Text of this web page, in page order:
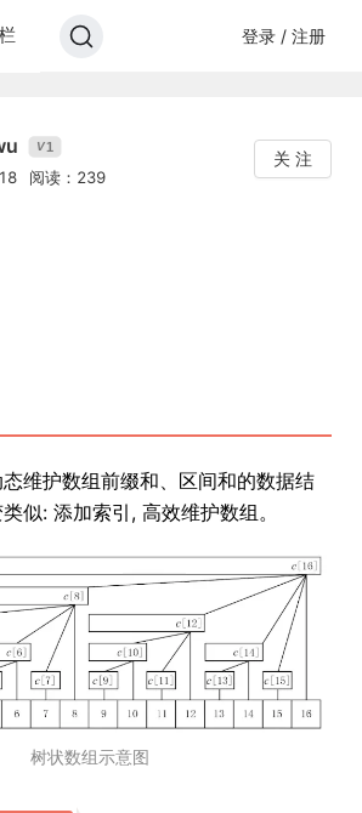
登录 / 注册
V1
阅读：239
关 注
维护数组前缀和、区间和的数据结
似: 添加索引, 高效维护数组。
树状数组示意图